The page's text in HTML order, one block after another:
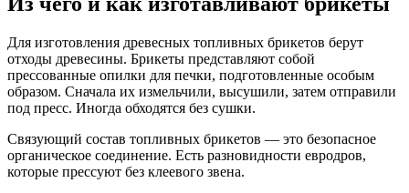
Для изготовления древесных топливных брикетов берут
отходы древесины. Брикеты представляют собой
прессованные опилки для печки, подготовленные особым
образом. Сначала их измельчили, высушили, затем отправили
под пресс. Иногда обходятся без сушки.
Связующий состав топливных брикетов — это безопасное
органическое соединение. Есть разновидности евродров,
которые прессуют без клеевого звена.